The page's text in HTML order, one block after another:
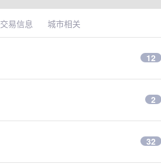
交易信息 城市相关
12
2
32